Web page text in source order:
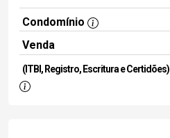
Condomínio
Venda
(ITBI, Registro, Escritura e Certidões)